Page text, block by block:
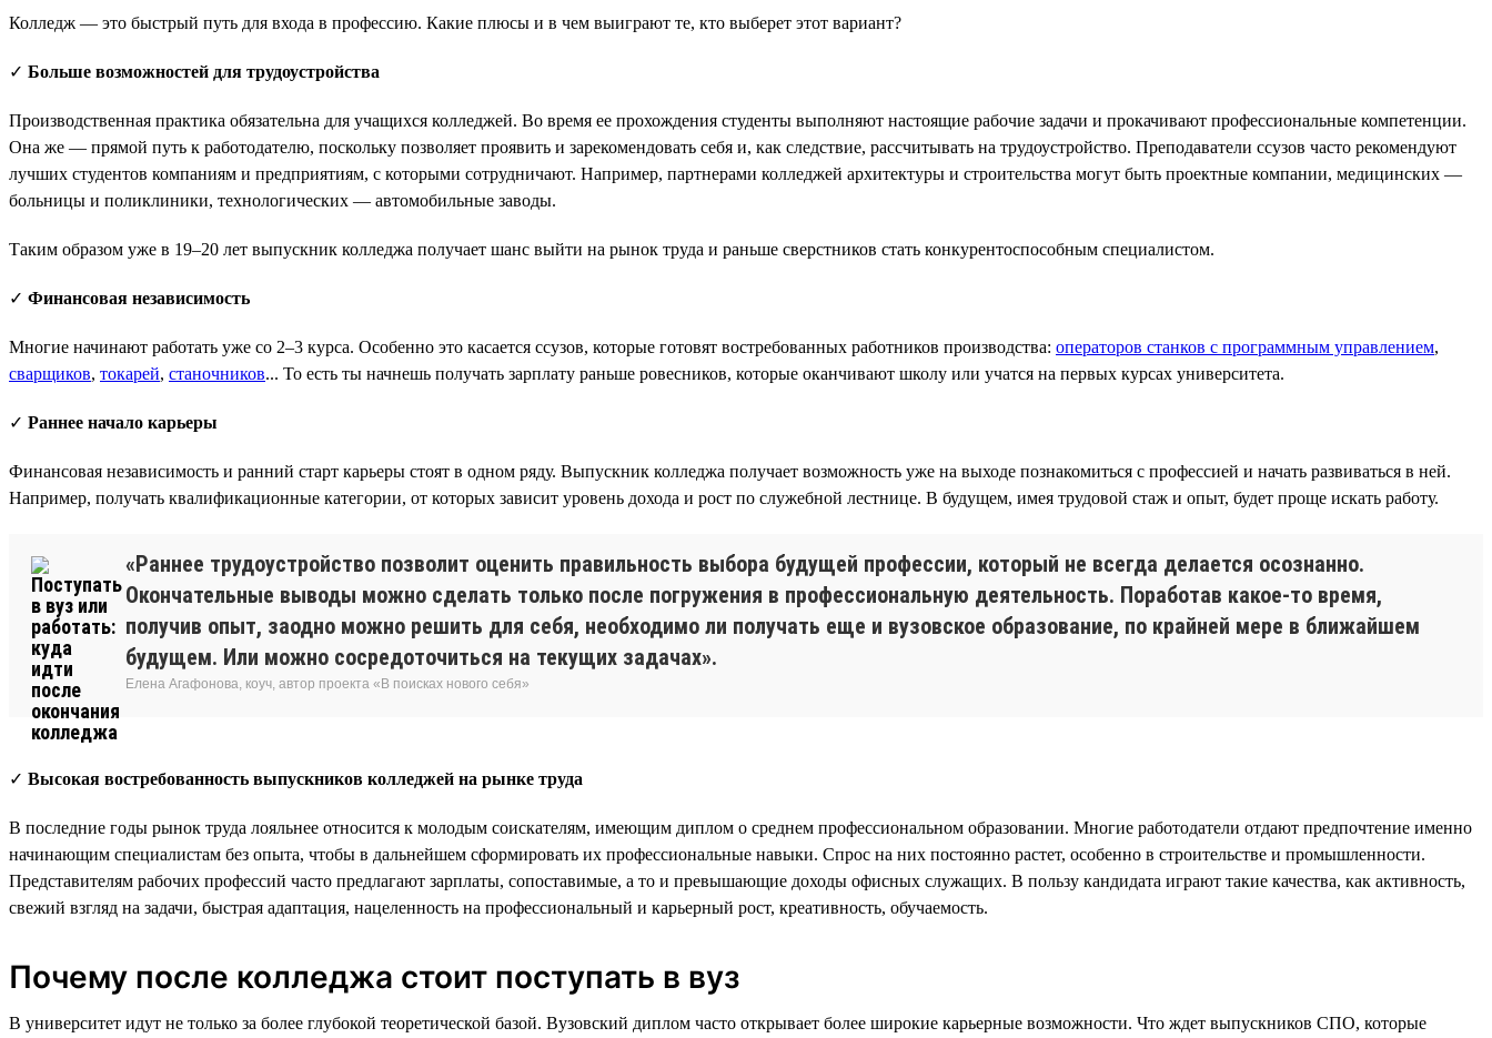
Колледж — это быстрый путь для входа в профессию. Какие плюсы и в чем выиграют те, кто выберет этот вариант?
✓ Больше возможностей для трудоустройства
Производственная практика обязательна для учащихся колледжей. Во время ее прохождения студенты выполняют настоящие рабочие задачи и прокачивают профессиональные компетенции.
Она же — прямой путь к работодателю, поскольку позволяет проявить и зарекомендовать себя и, как следствие, рассчитывать на трудоустройство. Преподаватели ссузов часто рекомендуют
лучших студентов компаниям и предприятиям, с которыми сотрудничают. Например, партнерами колледжей архитектуры и строительства могут быть проектные компании, медицинских —
больницы и поликлиники, технологических — автомобильные заводы.
Таким образом уже в 19–20 лет выпускник колледжа получает шанс выйти на рынок труда и раньше сверстников стать конкурентоспособным специалистом.
✓ Финансовая независимость
Многие начинают работать уже со 2–3 курса. Особенно это касается ссузов, которые готовят востребованных работников производства: операторов станков с программным управлением,
сварщиков, токарей, станочников... То есть ты начнешь получать зарплату раньше ровесников, которые оканчивают школу или учатся на первых курсах университета.
✓ Раннее начало карьеры
Финансовая независимость и ранний старт карьеры стоят в одном ряду. Выпускник колледжа получает возможность уже на выходе познакомиться с профессией и начать развиваться в ней.
Например, получать квалификационные категории, от которых зависит уровень дохода и рост по служебной лестнице. В будущем, имея трудовой стаж и опыт, будет проще искать работу.
«Раннее трудоустройство позволит оценить правильность выбора будущей профессии, который не всегда делается осознанно.
Окончательные выводы можно сделать только после погружения в профессиональную деятельность. Поработав какое-то время,
получив опыт, заодно можно решить для себя, необходимо ли получать еще и вузовское образование, по крайней мере в ближайшем
будущем. Или можно сосредоточиться на текущих задачах».
Елена Агафонова, коуч, автор проекта «В поисках нового себя»
✓ Высокая востребованность выпускников колледжей на рынке труда
В последние годы рынок труда лояльнее относится к молодым соискателям, имеющим диплом о среднем профессиональном образовании. Многие работодатели отдают предпочтение именно
начинающим специалистам без опыта, чтобы в дальнейшем сформировать их профессиональные навыки. Спрос на них постоянно растет, особенно в строительстве и промышленности.
Представителям рабочих профессий часто предлагают зарплаты, сопоставимые, а то и превышающие доходы офисных служащих. В пользу кандидата играют такие качества, как активность,
свежий взгляд на задачи, быстрая адаптация, нацеленность на профессиональный и карьерный рост, креативность, обучаемость.
Почему после колледжа стоит поступать в вуз
В университет идут не только за более глубокой теоретической базой. Вузовский диплом часто открывает более широкие карьерные возможности. Что ждет выпускников СПО, которые